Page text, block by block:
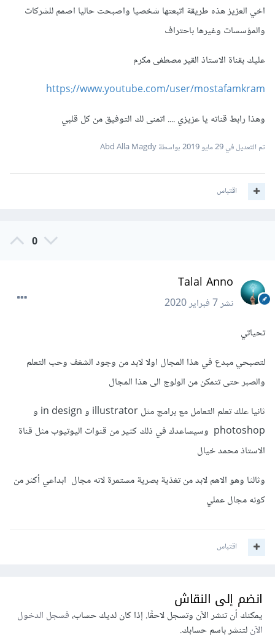
اخي العزيز هذه طريقة اتبعتها شخصيا واصبحت حاليا اصمم للشركات
والمؤسسات وغيرها باحتراف
عليك بقناة الاستاذ القير مصطفى مكرم
https://www.youtube.com/user/mostafamkram
وهذا رابط قناته يا عزيزي .... اتمنى لك التوفيق من كل قلبي
تم التعديل في29 مايو 2019 بواسطة Abd Alla Magdy
اقتباس
0
Talal Anno
نشر7 فبراير 2020
تحياتي
لتصبحي مبدع في هذا المجال اولا لابد من وجود الشغف وحب التعلم
والصبر حتى تتمكن من الولوج الى هذا المجال
ثانيا علك تعلم التعامل مع برامج مثل illustrator و in design و
photoshop وسيساعدك في ذلك كثير من قنوات اليوتيوب مثل قناة
الاستاذ محمد خيال
وثالثا وهو الاهم لابد من تغذية بصرية مستمرة لانه مجال ابداعي أكثر من
كونه مجال عملي
اقتباس
انضم إلى النقاش
يمكنك أن تنشر الآن وتسجل لاحقًا. إذا كان لديك حساب،فسجل الدخول
الآنلتنشر باسم حسابك.